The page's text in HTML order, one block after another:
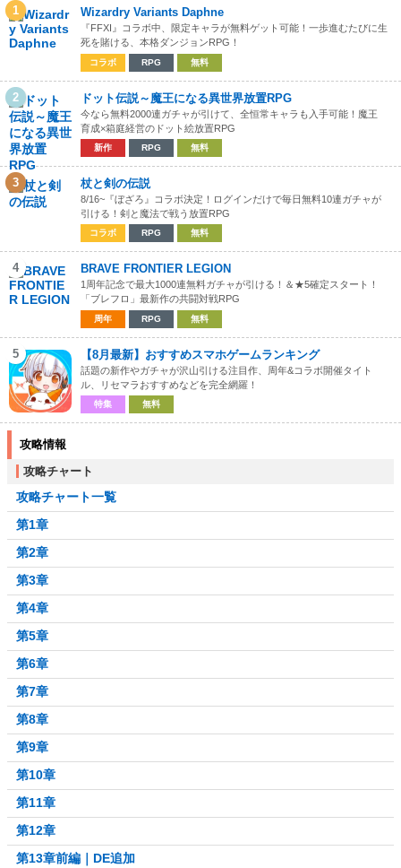
1 Wizardry Variants Daphne
『FFXI』コラボ中、限定キャラが無料ゲット可能！一歩進むたびに生
死を賭ける、本格ダンジョンRPG！
コラボ RPG 無料
2 ドット伝説～魔王になる異世界放置RPG
今なら無料2000連ガチャが引けて、全恒常キャラも入手可能！魔王
育成×箱庭経営のドット絵放置RPG
新作 RPG 無料
3 杖と剣の伝説
8/16~『ぼざろ』コラボ決定！ログインだけで毎日無料10連ガチャが
引ける！剣と魔法で戦う放置RPG
コラボ RPG 無料
4 BRAVE FRONTIER LEGION
1周年記念で最大1000連無料ガチャが引ける！＆★5確定スタート！
「ブレフロ」最新作の共闘対戦RPG
周年 RPG 無料
5 【8月最新】おすすめスマホゲームランキング
話題の新作やガチャが沢山引ける注目作、周年&コラボ開催タイト
ル、リセマラおすすめなどを完全網羅！
特集 無料
攻略情報
攻略チャート
攻略チャート一覧
第1章
第2章
第3章
第4章
第5章
第6章
第7章
第8章
第9章
第10章
第11章
第12章
第13章前編｜DE追加